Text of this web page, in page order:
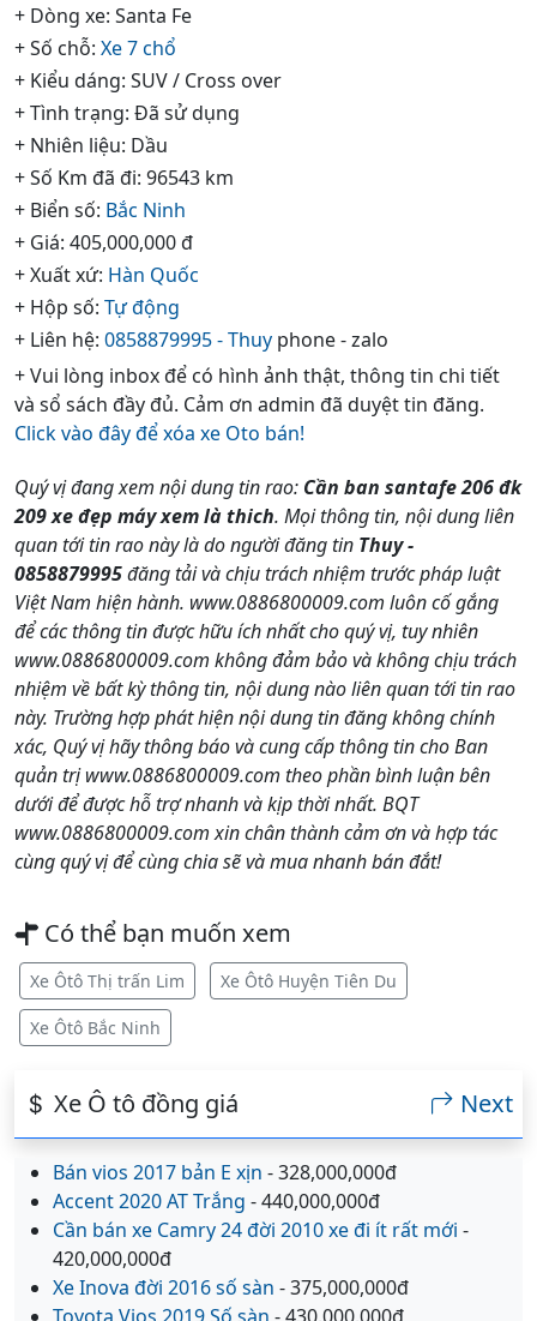
+ Dòng xe: Santa Fe
+ Số chỗ: Xe 7 chổ
+ Kiểu dáng: SUV / Cross over
+ Tình trạng: Đã sử dụng
+ Nhiên liệu: Dầu
+ Số Km đã đi: 96543 km
+ Biển số: Bắc Ninh
+ Giá: 405,000,000 đ
+ Xuất xứ: Hàn Quốc
+ Hộp số: Tự động
+ Liên hệ: 0858879995 - Thuy phone - zalo
+ Vui lòng inbox để có hình ảnh thật, thông tin chi tiết
và sổ sách đầy đủ. Cảm ơn admin đã duyệt tin đăng.
Click vào đây để xóa xe Oto bán!
Quý vị đang xem nội dung tin rao: Cần ban santafe 206 đk
209 xe đẹp máy xem là thich. Mọi thông tin, nội dung liên
quan tới tin rao này là do người đăng tin Thuy -
0858879995đăng tải và chịu trách nhiệm trước pháp luật
Việt Nam hiện hành. www.0886800009.com luôn cố gắng
để các thông tin được hữu ích nhất cho quý vị, tuy nhiên
www.0886800009.com không đảm bảo và không chịu trách
nhiệm về bất kỳ thông tin, nội dung nào liên quan tới tin rao
này. Trường hợp phát hiện nội dung tin đăng không chính
xác, Quý vị hãy thông báo và cung cấp thông tin cho Ban
quản trị www.0886800009.com theo phần bình luận bên
dưới để được hỗ trợ nhanh và kịp thời nhất. BQT
www.0886800009.com xin chân thành cảm ơn và hợp tác
cùng quý vị để cùng chia sẽ và mua nhanh bán đắt!
Có thể bạn muốn xem
Xe Ôtô Thị trấn Lim Xe Ôtô Huyện Tiên Du
Xe Ôtô Bắc Ninh
Xe Ô tô đồng giá Next
Bán vios 2017 bản E xịn - 328,000,000đ
Accent 2020 AT Trắng - 440,000,000đ
Cần bán xe Camry 24 đời 2010 xe đi ít rất mới -
420,000,000đ
Xe Inova đời 2016 số sàn - 375,000,000đ